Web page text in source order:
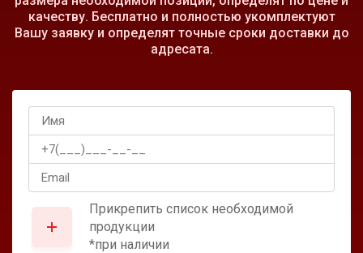
качеству. Бесплатно и полностью укомплектуют
Вашу заявку и определят точные сроки доставки до
адресата.
Прикрепить список необходимой
продукции
*при наличии